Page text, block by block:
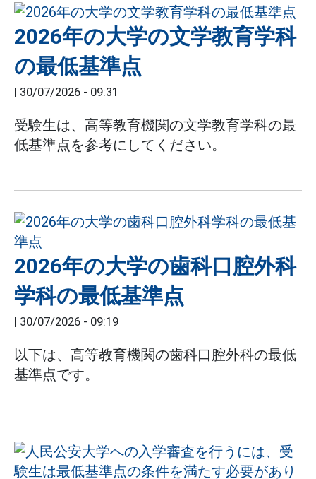
2026年の大学の文学教育学科
の最低基準点
| 30/07/2026 - 09:31
受験生は、高等教育機関の文学教育学科の最
低基準点を参考にしてください。
2026年の大学の歯科口腔外科
学科の最低基準点
| 30/07/2026 - 09:19
以下は、高等教育機関の歯科口腔外科の最低
基準点です。